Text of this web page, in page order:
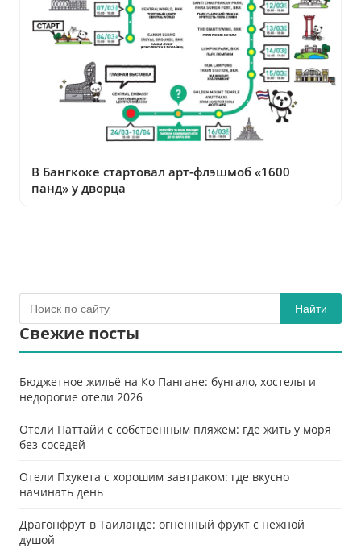
В Бангкоке стартовал арт-флэшмоб «1600
панд» у дворца
Найти
Свежие посты
Бюджетное жильё на Ко Пангане: бунгало, хостелы и
недорогие отели 2026
Отели Паттайи с собственным пляжем: где жить у моря
без соседей
Отели Пхукета с хорошим завтраком: где вкусно
начинать день
Драгонфрут в Таиланде: огненный фрукт с нежной
душой